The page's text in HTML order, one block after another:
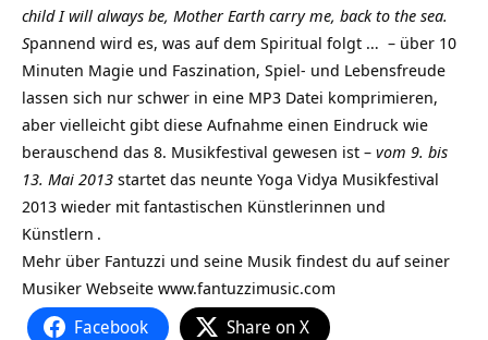
child I will always be, Mother Earth carry me, back to the sea.
Spannend wird es, was auf dem Spiritual folgt … – über 10
Minuten Magie und Faszination, Spiel- und Lebensfreude
lassen sich nur schwer in eine MP3 Datei komprimieren,
aber vielleicht gibt diese Aufnahme einen Eindruck wie
berauschend das 8. Musikfestival gewesen ist – vom 9. bis
13. Mai 2013 startet das neunte Yoga Vidya Musikfestival
2013 wieder mit fantastischen Künstlerinnen und
Künstlern .
Mehr über Fantuzzi und seine Musik findest du auf seiner
Musiker Webseite www.fantuzzimusic.com
Facebook Share on X